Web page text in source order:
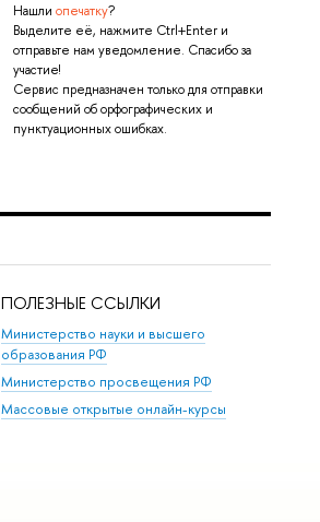
Нашли опечатку?
Выделите её, нажмите Ctrl+Enter и
отправьте нам уведомление. Спасибо за
участие!
Сервис предназначен только для отправки
сообщений об орфографических и
пунктуационных ошибках.
ПОЛЕЗНЫЕ ССЫЛКИ
Министерство науки и высшего
образования РФ
Министерство просвещения РФ
Массовые открытые онлайн-курсы